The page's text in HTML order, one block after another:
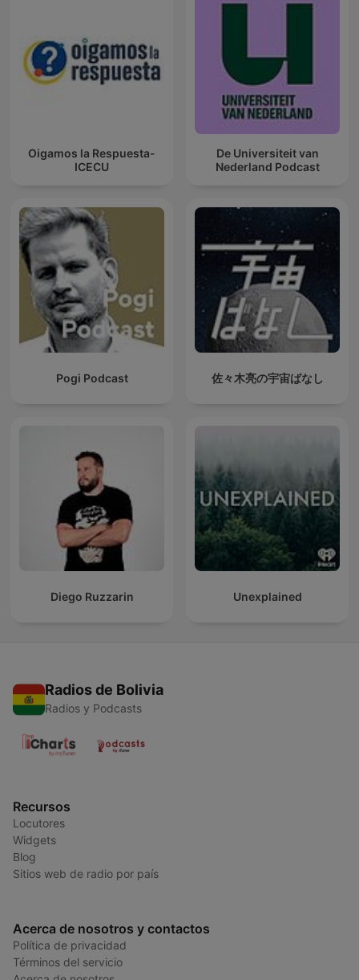
Oigamos la Respuesta-
ICECU
De Universiteit van
Nederland Podcast
Pogi Podcast 佐々木亮の宇宙ばなし
Diego Ruzzarin Unexplained
Radios de Bolivia
Radios y Podcasts
Recursos
Locutores
Widgets
Blog
Sitios web de radio por país
Acerca de nosotros y contactos
Política de privacidad
Términos del servicio